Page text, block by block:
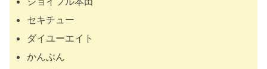
セキチュー
ダイユーエイト
かんぶん